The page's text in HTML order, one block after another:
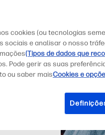
para
no
e
para
cookies (ou tecnologias
sociais e analisar o nosso
(Tipos de dados que
Pode gerir as suas
ou saber maisCookies e